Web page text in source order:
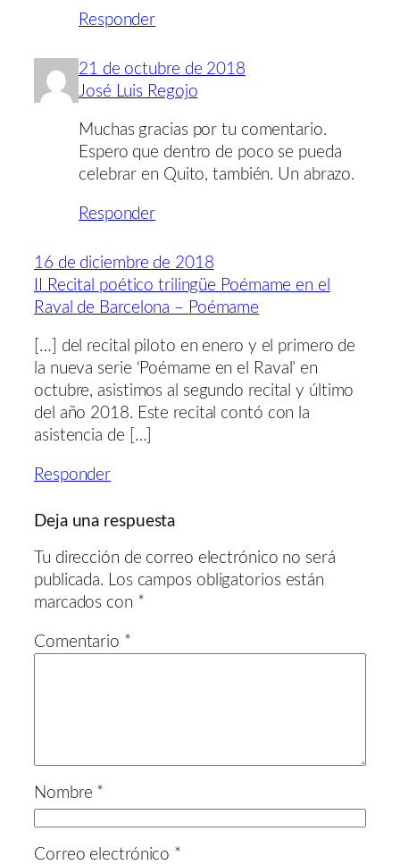
Responder
21 de octubre de 2018
José Luis Regojo
Muchas gracias por tu comentario.
Espero que dentro de poco se pueda
celebrar en Quito, también. Un abrazo.
Responder
16 de diciembre de 2018
II Recital poético trilingüe Poémame en el
Raval de Barcelona – Poémame
[…] del recital piloto en enero y el primero de
la nueva serie ‘Poémame en el Raval’ en
octubre, asistimos al segundo recital y último
del año 2018. Este recital contó con la
asistencia de […]
Responder
Deja una respuesta
Tu dirección de correo electrónico no será
publicada. Los campos obligatorios están
marcados con *
Comentario *
Nombre *
Correo electrónico *